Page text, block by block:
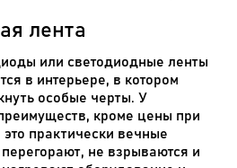
лента
или светодиодные ленты
в интерьере, в котором
особые черты. У
кроме цены при
практически вечные
не взрываются и